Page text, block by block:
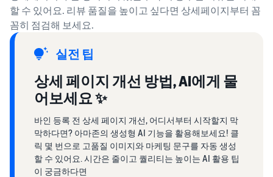
할 수 있어요. 리뷰 품질을 높이고 싶다면 상세페이지부터 꼼
꼼히 점검해 보세요.
실전 팁
상세 페이지 개선 방법, AI에게 물
어보세요 ✨
바인 등록 전 상세 페이지 개선, 어디서부터 시작할지 막
막하다면? 아마존의 생성형 AI 기능을 활용해보세요! 클
릭 몇 번으로 고품질 이미지와 마케팅 문구를 자동 생성
할 수 있어요. 시간은 줄이고 퀄리티는 높이는 AI 활용 팁
이 궁금하다면